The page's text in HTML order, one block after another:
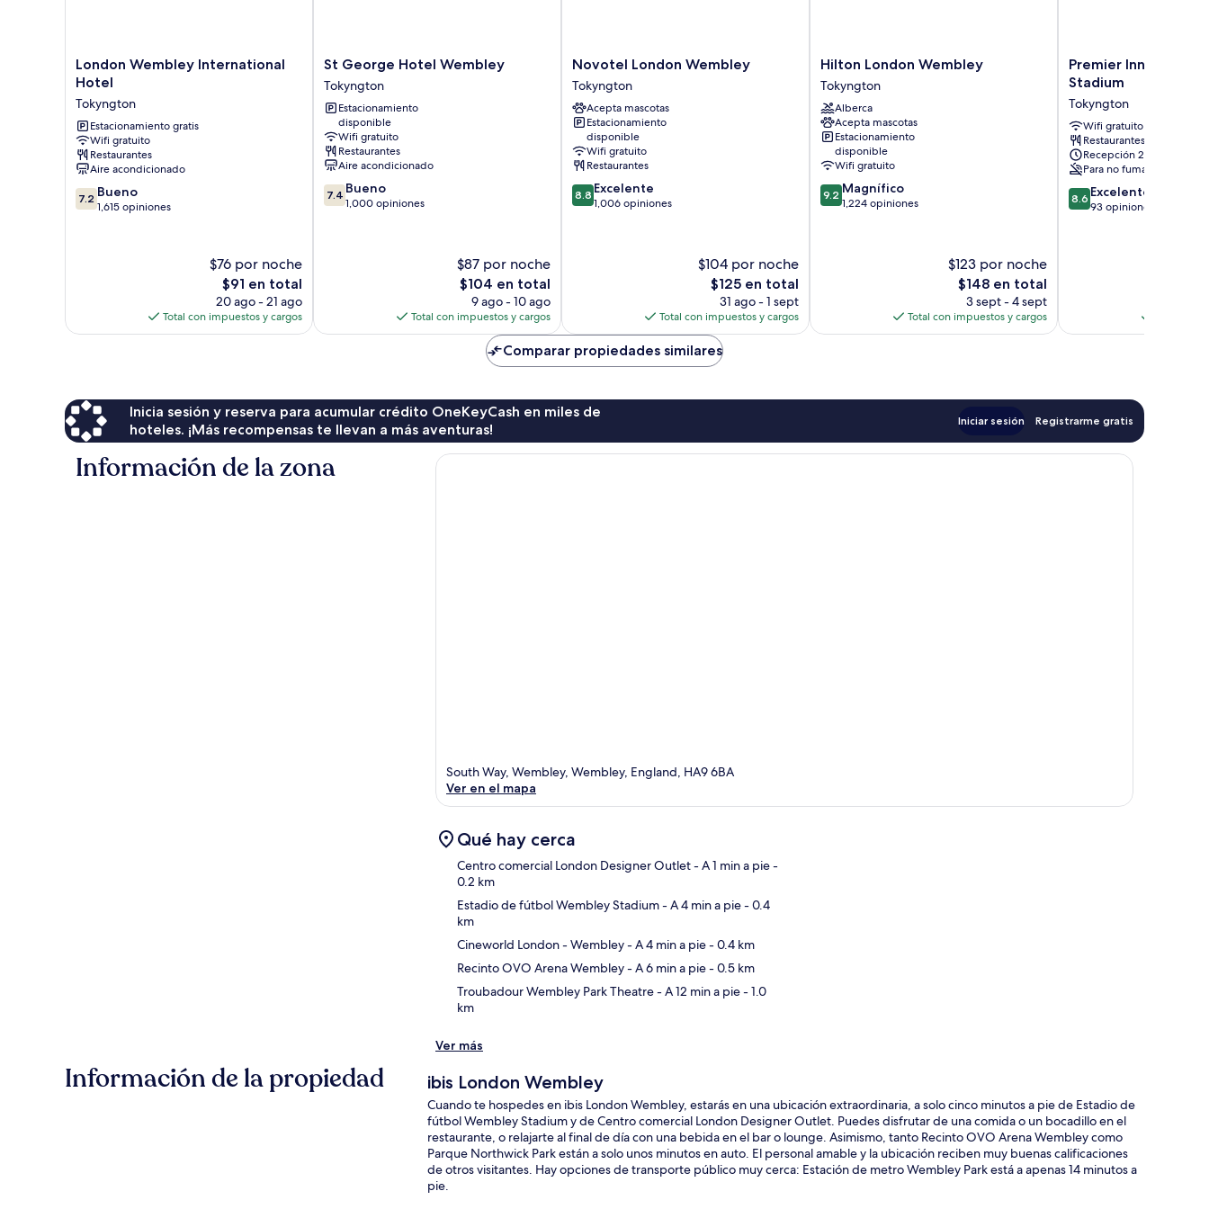
London
Wembley
Hotel
Tokyngton
London Wembley International
Hotel
Tokyngton
Estacionamiento gratis
Wifi gratuito
Restaurantes
Aire acondicionado
7.2
de
7.2 Bueno
1,615 opiniones
$76 por noche
El
precio
actual
es
$91 en total
20 ago - 21 ago
Total con impuestos y cargos
St
George
Hotel
Wembley
Tokyngton
St George Hotel Wembley
Tokyngton
Estacionamiento
disponible
Wifi gratuito
Restaurantes
Aire acondicionado
7.4
de
7.4 Bueno
1,000 opiniones
$87 por noche
El
precio
actual
es
$104 en total
9 ago - 10 ago
Total con impuestos y cargos
Novotel
London
Wembley
Tokyngton
Novotel London Wembley
Tokyngton
Acepta mascotas
Estacionamiento
disponible
Wifi gratuito
Restaurantes
8.8
de
8.8 Excelente
1,006 opiniones
$104 por noche
El
precio
actual
es
de
$125
$125 en total
31 ago - 1 sept
Total con impuestos y cargos
Hilton
London
Wembley
Tokyngton
Hilton London Wembley
Tokyngton
Alberca
Acepta mascotas
Estacionamiento
disponible
Wifi gratuito
9.2
de
9.2 Magnífico
1,224 opiniones
$123 por noche
El
precio
actual
es
$148 en total
3 sept - 4 sept
Total con impuestos y cargos
Premier
Inn
Wembley
Stadium
Tokyngton
Premier Inn London
Stadium
Tokyngton
Wifi gratuito
Restaurantes
Recepción 24/7
Para no fumadores
8.6
de
8.6 Excelente
93 opiniones
Comparar propiedades similares
Inicia sesión y reserva para acumular crédito OneKeyCash en miles de
hoteles. ¡Más recompensas te llevan a más aventuras!
Iniciar sesión Registrarme gratis
Información de la zona
South Way, Wembley, Wembley, England, HA9 6BA
Ver en el mapa
Qué hay cerca
Centro comercial London Designer Outlet- A 1 min a pie-
0.2 km
Estadio de fútbol Wembley Stadium- A 4 min a pie- 0.4
km
Cineworld London - Wembley- A 4 min a pie- 0.4 km
Recinto OVO Arena Wembley- A 6 min a pie- 0.5 km
Troubadour Wembley Park Theatre- A 12 min a pie- 1.0
km
Ver más
Información de la propiedad ibis London Wembley
Cuando te hospedes en ibis London Wembley, estarás en una ubicación extraordinaria, a solo cinco minutos a pie de Estadio de
fútbol Wembley Stadium y de Centro comercial London Designer Outlet. Puedes disfrutar de una comida o un bocadillo en el
restaurante, o relajarte al final de día con una bebida en el bar o lounge. Asimismo, tanto Recinto OVO Arena Wembley como
Parque Northwick Park están a solo unos minutos en auto. El personal amable y la ubicación reciben muy buenas calificaciones
de otros visitantes. Hay opciones de transporte público muy cerca: Estación de metro Wembley Park está a apenas 14 minutos a
pie.